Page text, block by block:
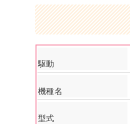
駆動
機種名
型式